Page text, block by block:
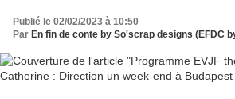
Publié le 02/02/2023 à 10:50
Par En fin de conte by So'scrap designs (EFDC